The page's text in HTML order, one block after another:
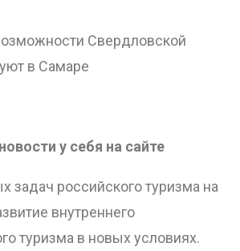
Свердловской
в Самаре
у себя на сайте
задач российского туризма на
внутреннего
туризма в новых условиях.